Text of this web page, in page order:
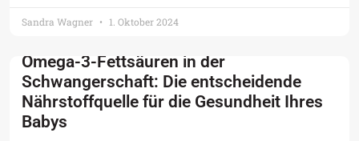
Sandra Wagner 1. Oktober 2024
Omega-3-Fettsäuren in der
Schwangerschaft: Die entscheidende
Nährstoffquelle für die Gesundheit Ihres
Babys